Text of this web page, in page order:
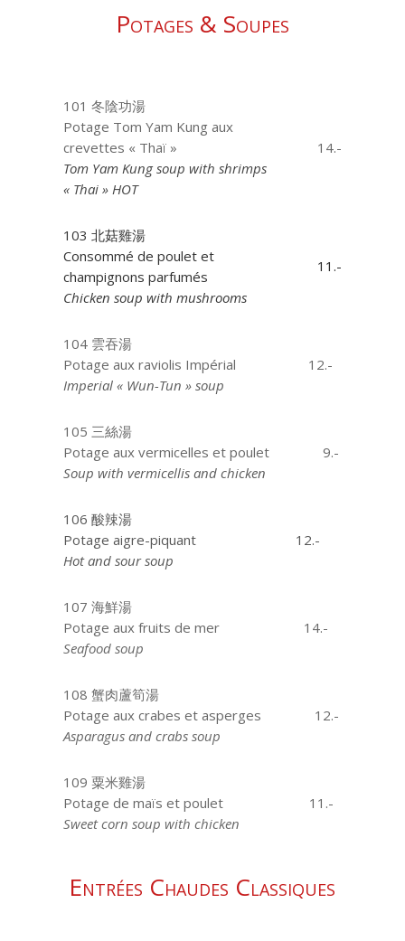
Potages & Soupes
101 冬陰功湯
Potage Tom Yam Kung aux
crevettes « Thaï »
Tom Yam Kung soup with shrimps
« Thai » HOT
14.-
103 北菇雞湯
Consommé de poulet et
champignons parfumés
Chicken soup with mushrooms
11.-
104 雲吞湯
Potage aux raviolis Impérial
Imperial « Wun-Tun » soup
12.-
105 三絲湯
Potage aux vermicelles et poulet
Soup with vermicellis and chicken
9.-
106 酸辣湯
Potage aigre-piquant
Hot and sour soup
12.-
107 海鮮湯
Potage aux fruits de mer
Seafood soup
14.-
108 蟹肉蘆筍湯
Potage aux crabes et asperges
Asparagus and crabs soup
12.-
109 粟米雞湯
Potage de maïs et poulet
Sweet corn soup with chicken
11.-
Entrées Chaudes Classiques